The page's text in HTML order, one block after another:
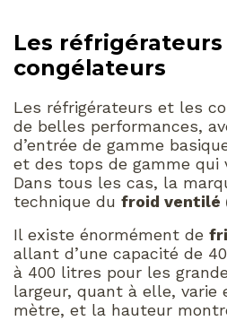
Les
congélateurs
Les réfrigérateurs et les
de belles performances,
d’entrée de gamme
et des tops de gamme qui
Dans tous les cas, la
technique du froid ventilé
Il existe énormément de
allant d’une capacité de
à 400 litres pour les
largeur, quant à elle, varie
mètre, et la hauteur